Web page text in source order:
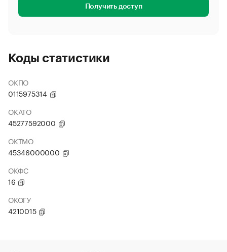
Получить доступ
Коды статистики
ОКПО
0115975314
ОКАТО
45277592000
ОКТМО
45346000000
ОКФС
16
ОКОГУ
4210015